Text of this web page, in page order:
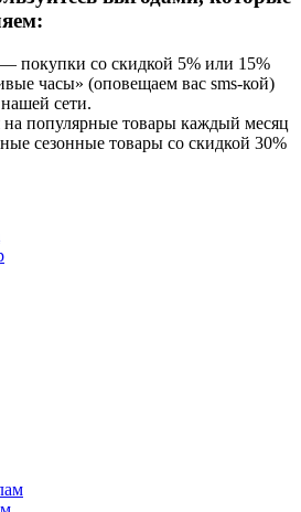
покупки со скидкой 5% или 15%
часы» (оповещаем вас sms-кой)
сети.
популярные товары каждый месяц
сезонные товары со скидкой 30%